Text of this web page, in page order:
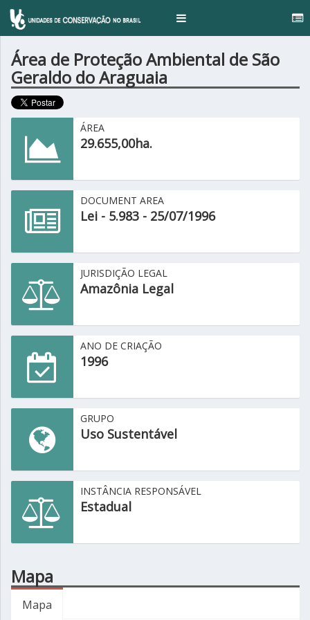
Toggle
Área de Proteção Ambiental de São
Geraldo do Araguaia
ÁREA
29.655,00ha.
DOCUMENT AREA
Lei - 5.983 - 25/07/1996
JURISDIÇÃO LEGAL
Amazônia Legal
ANO DE CRIAÇÃO
1996
GRUPO
Uso Sustentável
INSTÂNCIA RESPONSÁVEL
Estadual
Mapa
Mapa